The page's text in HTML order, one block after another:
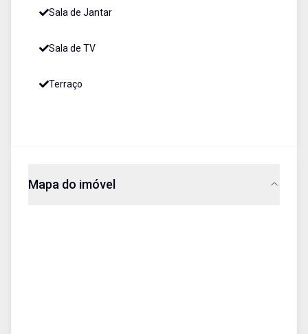
Sala de Jantar
Sala de TV
Terraço
Mapa do imóvel